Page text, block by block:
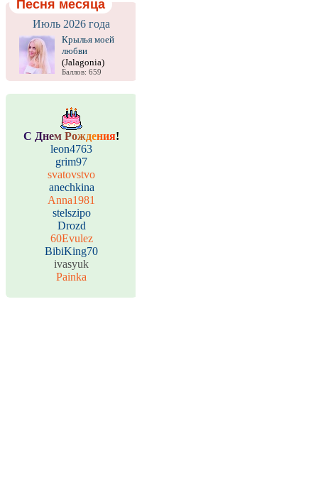
Песня месяца
Июль 2026 года
Крылья моей
любви
(Jalagonia)
Баллов: 659
С Днем Рождения!
leon4763
grim97
svatovstvo
anechkina
Anna1981
stelszipo
Drozd
60Evulez
BibiKing70
ivasyuk
Painka